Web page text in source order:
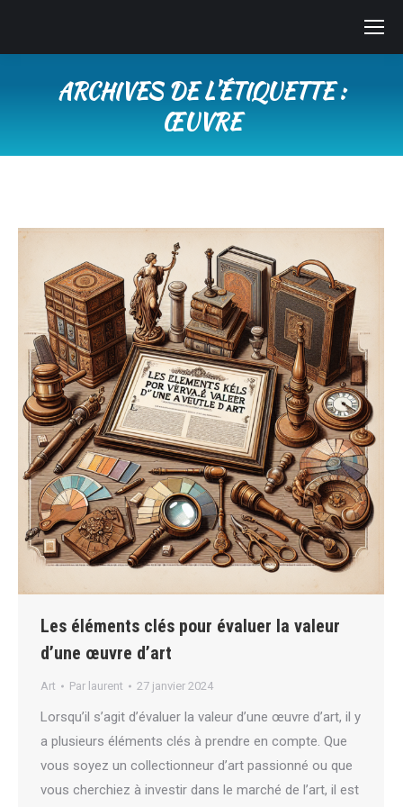
ARCHIVES DE L’ÉTIQUETTE :
ŒUVRE
Les éléments clés pour évaluer la valeur
d’une œuvre d’art
Art Par laurent 27 janvier 2024
Lorsqu’il s’agit d’évaluer la valeur d’une œuvre d’art, il y
a plusieurs éléments clés à prendre en compte. Que
vous soyez un collectionneur d’art passionné ou que
vous cherchiez à investir dans le marché de l’art, il est